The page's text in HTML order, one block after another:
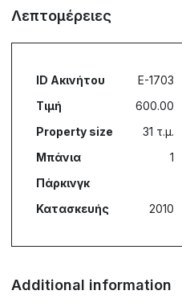
Λεπτομέρειες
ID Ακινήτου
E-1703
Τιμή
600.00
Property size
31 τ.μ.
Μπάνια
1
Πάρκινγκ
Κατασκευής
2010
Additional information